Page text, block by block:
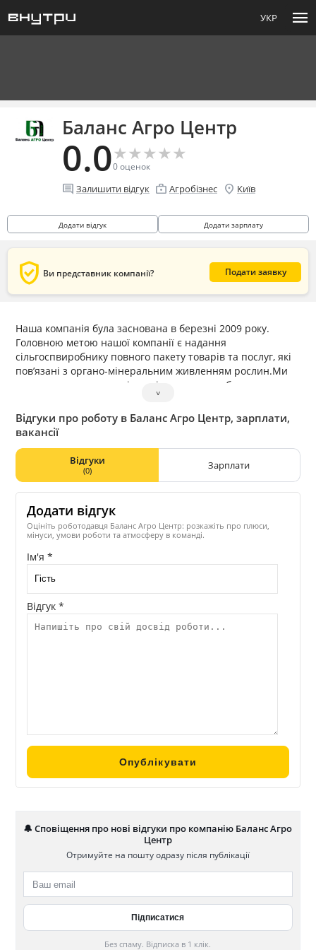
УКР menu
Баланс Агро Центр
0.0★
★★
★★
★★
★★
★
0оценок
comment Залишити відгук enterprise Агробізнес location_on Київ
Додати відгук Додати зарплату
verified_user Ви представник компанії? Подати заявку
Наша компанія була заснована в березні 2009 року.
Головною метою нашої компанії є надання
сільгоспвиробнику повного пакету товарів та послуг, які
пов’язані з органо-мінеральним живленням рослин.Ми
пропонуємо повну палітру мінеральних добрив,
спеціальних добрив для позакореневого живлення,
надаємо послуги агрохімічного сервісу, а також
здійснюємо закупівлю сільськогосподарської
дистриб’ютором найбільших європейських, російських та
українських виробників мінеральних добрив.Наші
переваги — оперативне прийняття необхідних рішень,
гнучкість в партнерських відносинах, можливість
поставки товарів на умовах CPT, DDP, EXW, широка
географія складів на яких постійно є повний асортимент
продукції.Також ми пропонуємо послуги по фасуванню
мінеральних добрив на власних виробничих
потужностях.«БАЛАНС АГРО ЦЕНТР» — зона постійного
комфорту. Приєднуйтесь!
˅
Відгуки про роботу в Баланс Агро Центр, зарплати,
вакансії
Відгуки
(0) Зарплати
Додати відгук
Оцініть роботодавця Баланс Агро Центр: розкажіть про плюси,
мінуси, умови роботи та атмосферу в команді.
Ім'я *
Відгук *
🔔 Сповіщення про нові відгуки про компанію Баланс Агро
Центр
Отримуйте на пошту одразу після публікації
Без спаму. Відписка в 1 клік.